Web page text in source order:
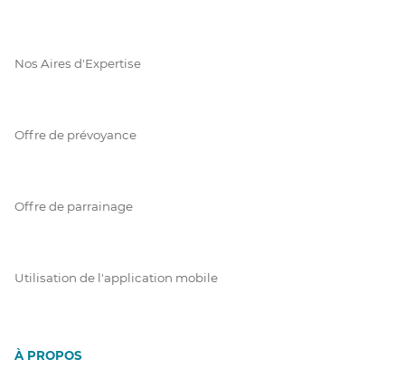
Nos Aires d'Expertise
Offre de prévoyance
Offre de parrainage
Utilisation de l'application mobile
À PROPOS